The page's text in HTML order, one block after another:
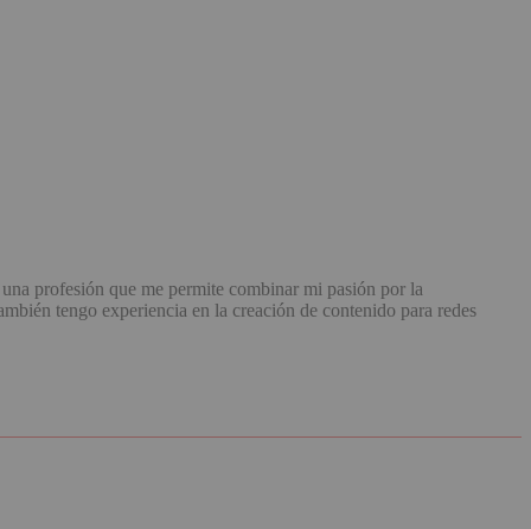
profesión que me permite combinar mi pasión por la
tengo experiencia en la creación de contenido para redes